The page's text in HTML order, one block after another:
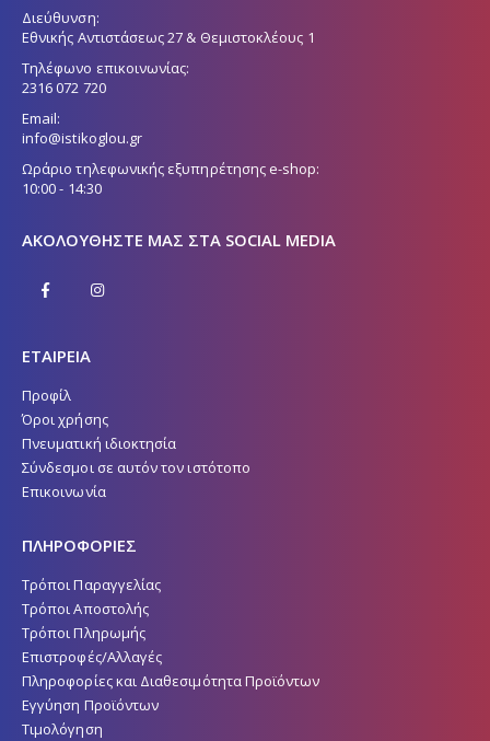
Διεύθυνση:
Εθνικής Αντιστάσεως 27 & Θεμιστοκλέους 1
Τηλέφωνο επικοινωνίας:
2316 072 720
Email:
info@istikoglou.gr
Ωράριο τηλεφωνικής εξυπηρέτησης e-shop:
10:00 - 14:30
ΑΚΟΛΟΥΘΉΣΤΕ ΜΑΣ ΣΤΑ SOCIAL MEDIA
ΕΤΑΙΡΕΙΑ
Προφίλ
Όροι χρήσης
Πνευματική ιδιοκτησία
Σύνδεσμοι σε αυτόν τον ιστότοπο
Επικοινωνία
ΠΛΗΡΟΦΟΡΙΕΣ
Τρόποι Παραγγελίας
Τρόποι Αποστολής
Τρόποι Πληρωμής
Επιστροφές/Αλλαγές
Πληροφορίες και Διαθεσιμότητα Προϊόντων
Εγγύηση Προϊόντων
Τιμολόγηση